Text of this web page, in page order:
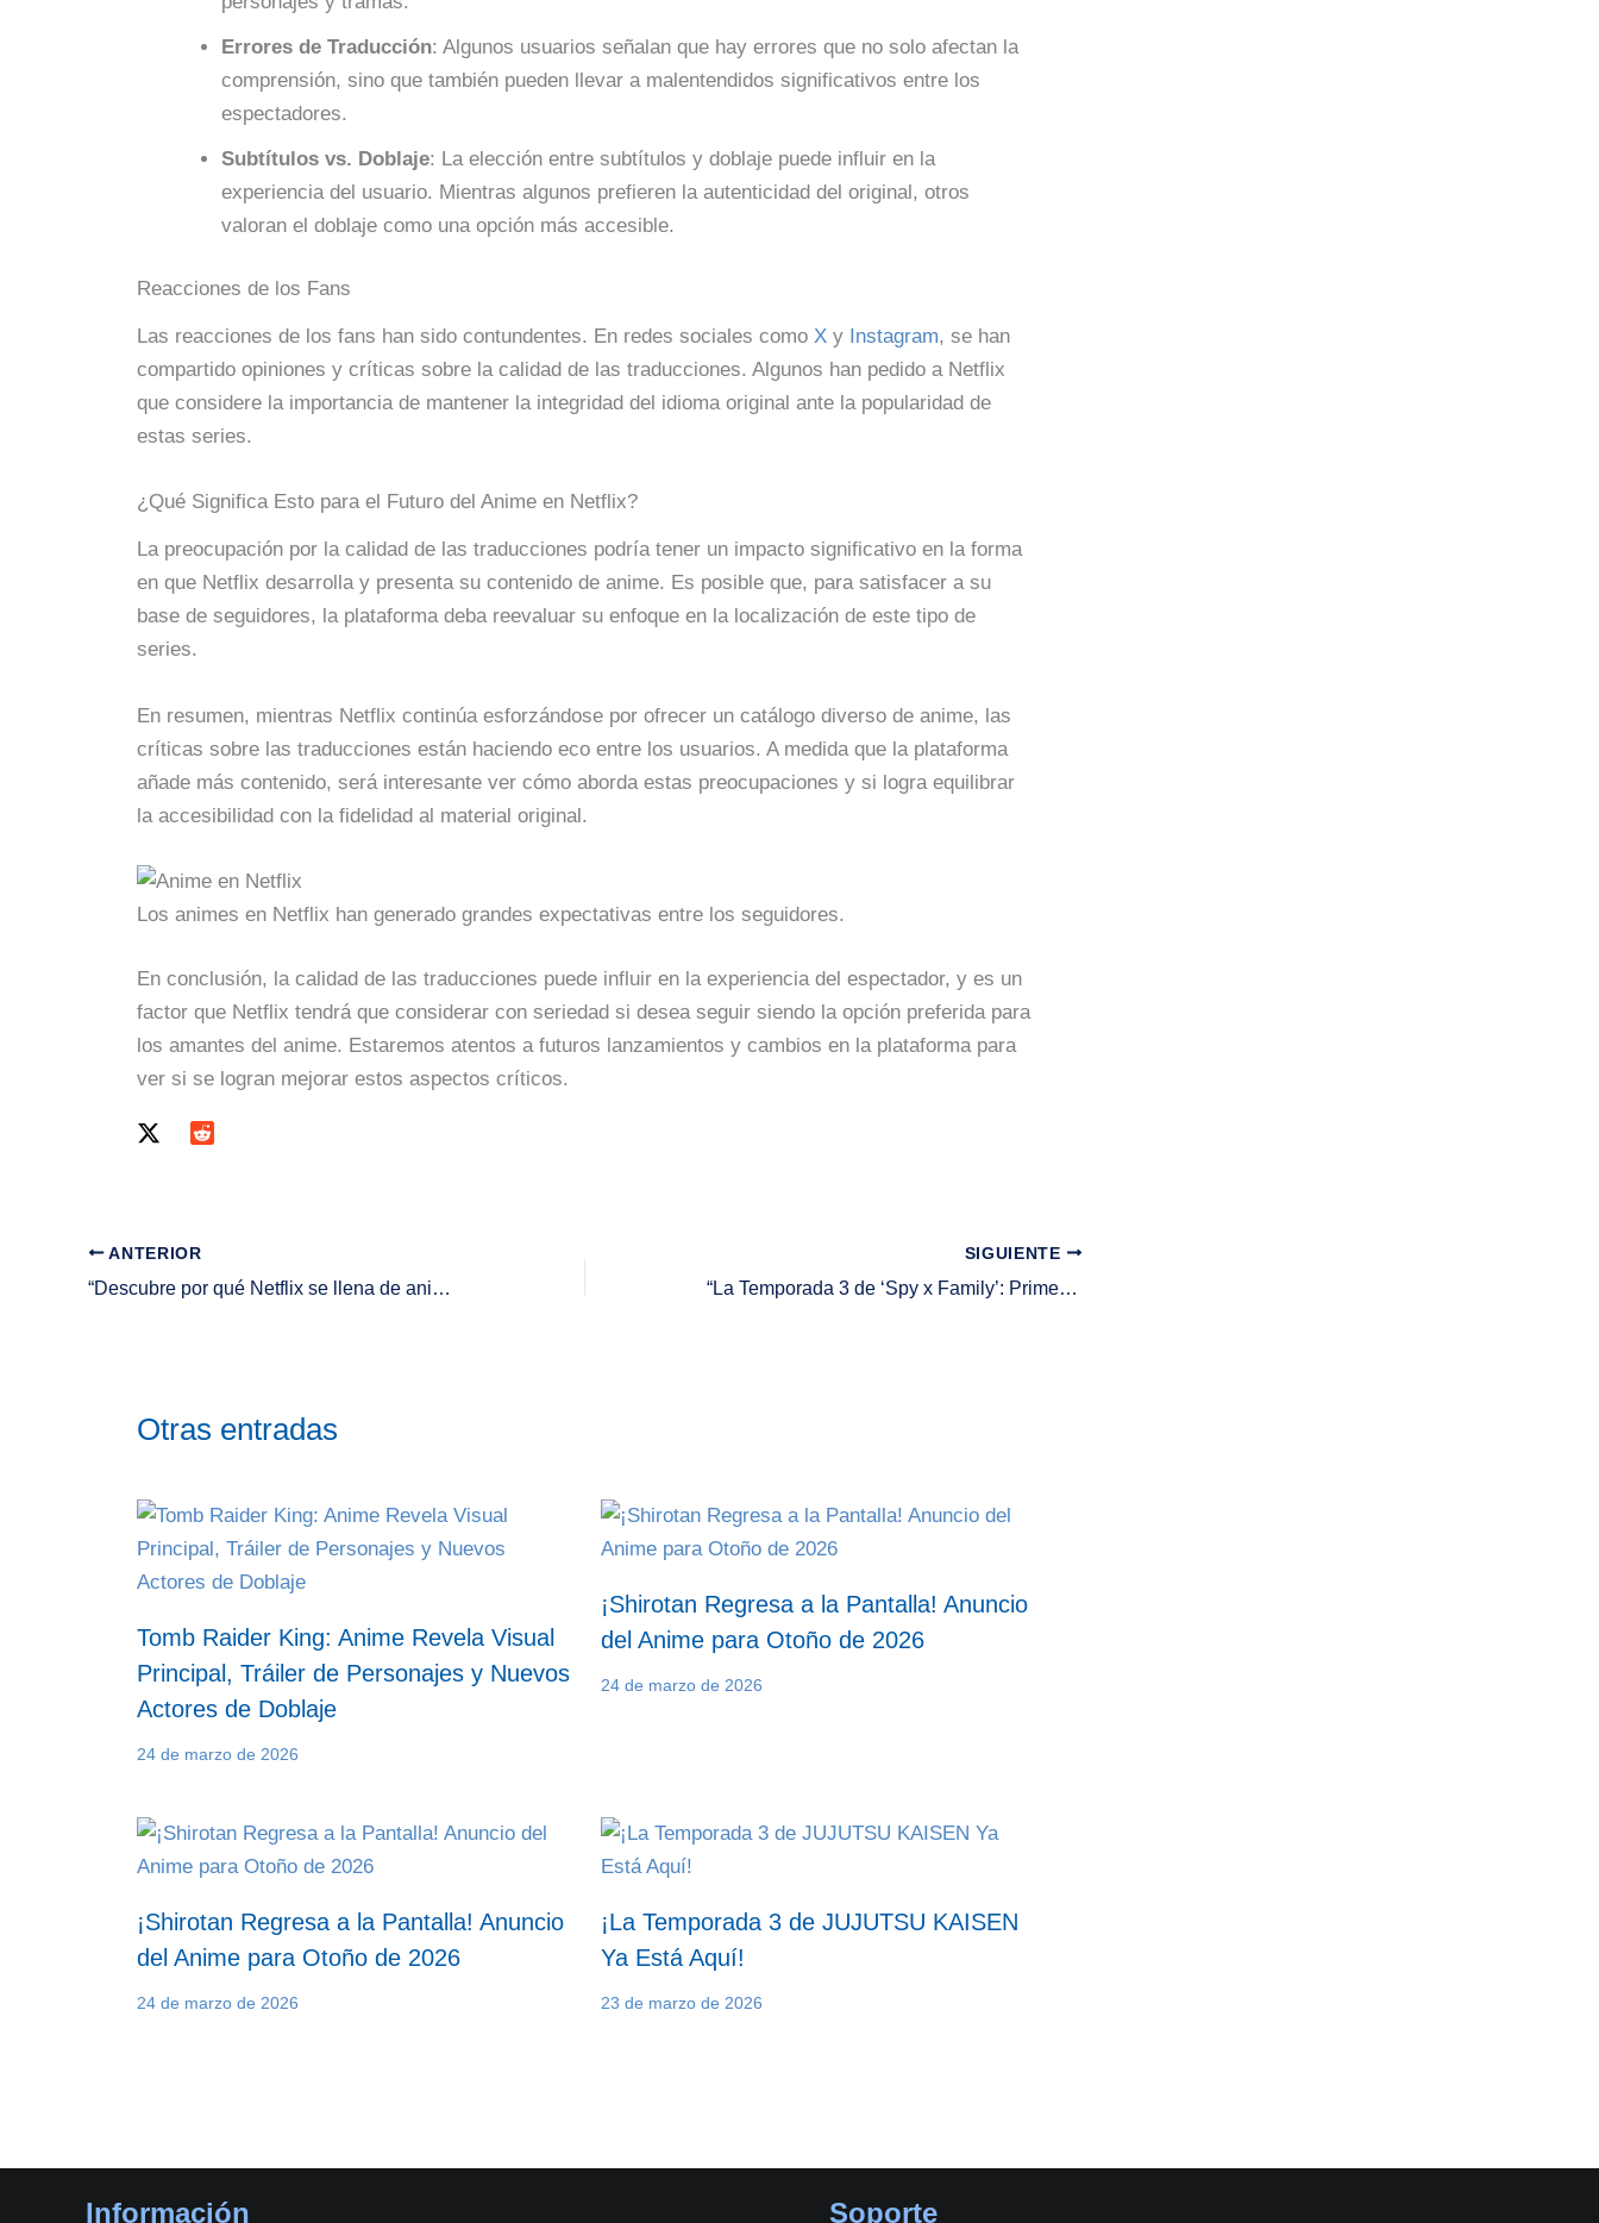
Errores de Traducción: Algunos usuarios señalan que hay errores que no solo afectan la
comprensión, sino que también pueden llevar a malentendidos significativos entre los
espectadores.
Subtítulos vs. Doblaje: La elección entre subtítulos y doblaje puede influir en la
experiencia del usuario. Mientras algunos prefieren la autenticidad del original, otros
valoran el doblaje como una opción más accesible.
Reacciones de los Fans
Las reacciones de los fans han sido contundentes. En redes sociales como Xy Instagram, se han
compartido opiniones y críticas sobre la calidad de las traducciones. Algunos han pedido a Netflix
que considere la importancia de mantener la integridad del idioma original ante la popularidad de
estas series.
¿Qué Significa Esto para el Futuro del Anime en Netflix?
La preocupación por la calidad de las traducciones podría tener un impacto significativo en la forma
en que Netflix desarrolla y presenta su contenido de anime. Es posible que, para satisfacer a su
base de seguidores, la plataforma deba reevaluar su enfoque en la localización de este tipo de
series.
En resumen, mientras Netflix continúa esforzándose por ofrecer un catálogo diverso de anime, las
críticas sobre las traducciones están haciendo eco entre los usuarios. A medida que la plataforma
añade más contenido, será interesante ver cómo aborda estas preocupaciones y si logra equilibrar
la accesibilidad con la fidelidad al material original.
Los animes en Netflix han generado grandes expectativas entre los seguidores.
En conclusión, la calidad de las traducciones puede influir en la experiencia del espectador, y es un
factor que Netflix tendrá que considerar con seriedad si desea seguir siendo la opción preferida para
los amantes del anime. Estaremos atentos a futuros lanzamientos y cambios en la plataforma para
ver si se logran mejorar estos aspectos críticos.
ANTERIOR
“Descubre por qué Netflix se llena de anime: la sorprendente razón detrás del éxito de One Piece y Dan Da Dan”
SIGUIENTE
“La Temporada 3 de ‘Spy x Family’: Primer Tráiler y Revelaciones Impactantes sobre Twilight”
Otras entradas
Tomb Raider King: Anime Revela Visual
Principal, Tráiler de Personajes y Nuevos
Actores de Doblaje
24 de marzo de 2026
¡Shirotan Regresa a la Pantalla! Anuncio
del Anime para Otoño de 2026
24 de marzo de 2026
¡Shirotan Regresa a la Pantalla! Anuncio
del Anime para Otoño de 2026
24 de marzo de 2026
¡La Temporada 3 de JUJUTSU KAISEN
Ya Está Aquí!
23 de marzo de 2026
Información Soporte